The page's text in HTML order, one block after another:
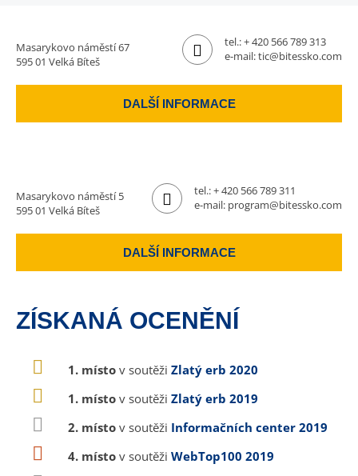
Masarykovo náměstí 67
595 01 Velká Bíteš
tel.:+ 420 566 789 313
e-mail:tic@bitessko.com
DALŠÍ INFORMACE
Masarykovo náměstí 5
595 01 Velká Bíteš
tel.:+ 420 566 789 311
e-mail: program@bitessko.com
DALŠÍ INFORMACE
ZÍSKANÁ OCENĚNÍ
1. místo v soutěži Zlatý erb 2020
1. místo v soutěži Zlatý erb 2019
2. místo v soutěži Informačních center 2019
4. místo v soutěži WebTop100 2019